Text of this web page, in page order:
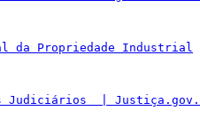
da Propriedade Industrial
Judiciários  |